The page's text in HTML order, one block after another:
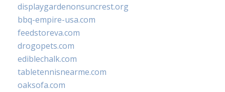
displaygardenonsuncrest.org
bbq-empire-usa.com
feedstoreva.com
drogopets.com
ediblechalk.com
tabletennisnearme.com
oaksofa.com